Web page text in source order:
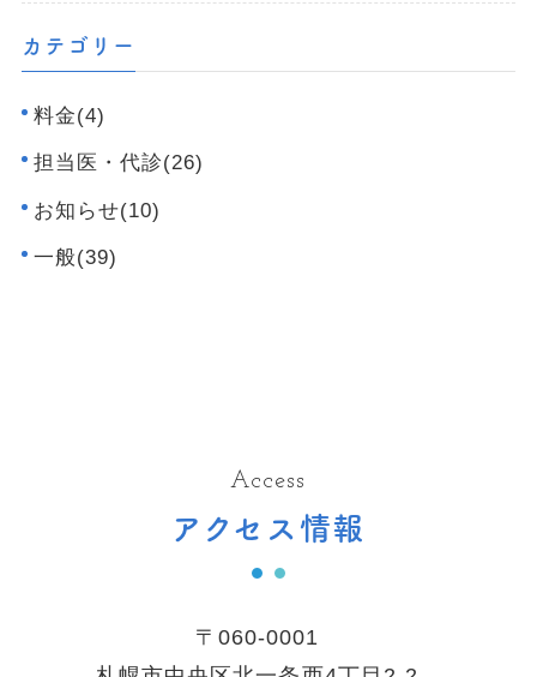
カテゴリー
料金(4)
担当医・代診(26)
お知らせ(10)
一般(39)
Access
アクセス情報
〒060-0001